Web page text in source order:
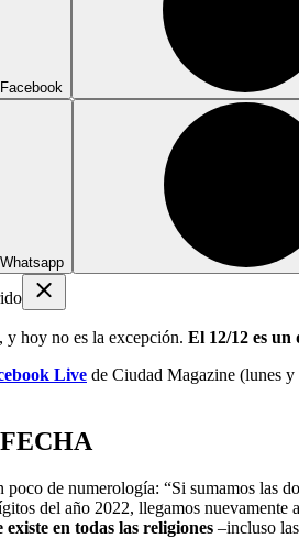
Facebook
Whatsapp
y hoy no es la excepción. El 12/12 es
Live de Ciudad Magazine (lunes y
de numerología: “Si sumamos las
del año 2022, llegamos
en todas las religiones –incluso